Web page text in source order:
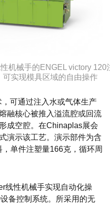
机械手的ENGEL victory 120
可实现模具区域的自由操作
可通过注入水或气体生产
融核心被推入溢流腔或回流
成空腔。在Chinaplas展会
演示该工艺。演示部件为含
单件注塑量166克，循环周
线性机械手实现自动化操
备控制系统。所采用的无